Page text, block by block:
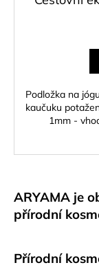
Podložka na
kaučuku
1mm -
ARYAMA je
přírodní
Přírodní